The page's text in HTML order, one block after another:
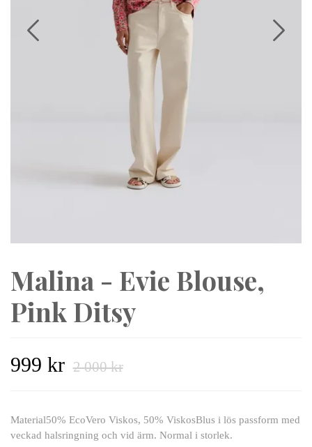
Malina - Evie Blouse,
Pink Ditsy
999 kr 2 000 kr
Material50% EcoVero Viskos, 50% ViskosBlus i lös passform med
veckad halsringning och vid ärm. Normal i storlek.